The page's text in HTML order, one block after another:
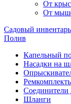
От крыс
От
Садовый инвентарь
Полив
Капельный
Насадки на
Соединители
Шланги